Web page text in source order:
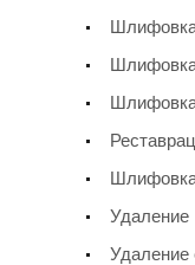
Шлифовка
Шлифовка
Шлифовка
Удаление
Удаление